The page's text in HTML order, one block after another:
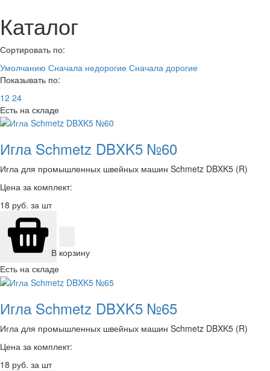
Каталог
Сортировать по:
Умолчанию Сначала недорогие Сначала дорогие
Показывать по:
12 24
Есть на складе
Игла Schmetz DBXK5 №60
Игла для промышленных швейных машин Schmetz DBXK5 (R)
Цена за комплект:
18 руб. за шт
В корзину
Есть на складе
Игла Schmetz DBXK5 №65
Игла для промышленных швейных машин Schmetz DBXK5 (R)
Цена за комплект:
18 руб. за шт